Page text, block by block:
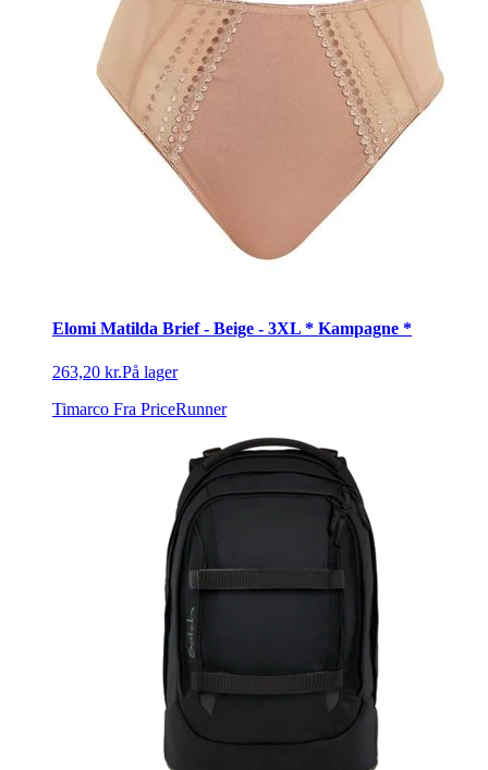
Elomi Matilda Brief - Beige - 3XL * Kampagne *
263,20 kr.På lager
Timarco Fra PriceRunner